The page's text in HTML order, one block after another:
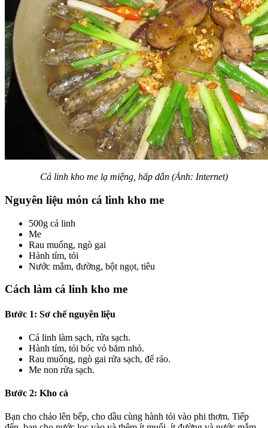
Cá linh kho me lạ miệng, hấp dẫn (Ảnh: Internet)
Nguyên liệu món cá linh kho me
500g cá linh
Me
Rau muống, ngò gai
Hành tím, tỏi
Nước mắm, đường, bột ngọt, tiêu
Cách làm cá linh kho me
Bước 1: Sơ chế nguyên liệu
Cá linh làm sạch, rửa sạch.
Hành tím, tỏi bóc vỏ băm nhỏ.
Rau muống, ngò gai rửa sạch, để ráo.
Me non rửa sạch.
Bước 2: Kho cá
Bạn cho chảo lên bếp, cho dầu cùng hành tỏi vào phi thơm. Tiếp